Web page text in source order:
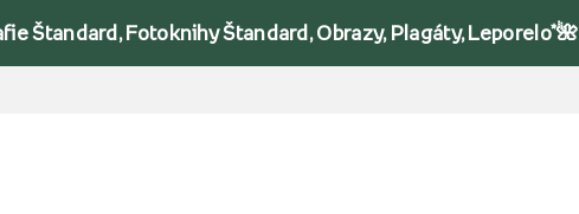
Štandard, Fotoknihy Štandard, Obrazy, Plagáty, Leporelo*🌺